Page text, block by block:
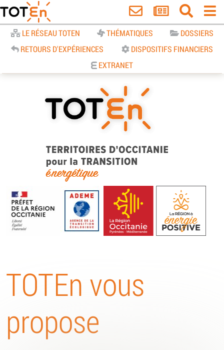
LE RÉSEAU TOTEN THÉMATIQUES
DOSSIERS
RETOURS D'EXPÉRIENCES
DISPOSITIFS FINANCIERS
EXTRANET
TOTEn Occitanie | Territoires
d’Occitanie pour la Transition
Energétique
TOTEn vous
propose